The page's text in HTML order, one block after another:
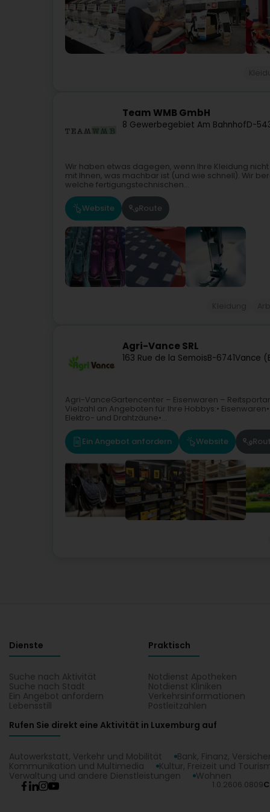
Team WMB GmbH
8 Gewerbegebiet Am BahnhofD-
Wir haben etwas dagegen, wenn Ihre Kleidung
mit Ihnen, was machbar ist (und wie schnell). Wir
welche fertigungstechnischen...
Website Route
Agri-Vance SRL
163 Rue de la SemoisB-6741Vance
Agri-VanceGartencenter – Eisenwaren –
Vielzahl an Angeboten für Ihre Hobbys:•
Elektro- und Drahtzäune•...
Ein Angebot anfordern Website
Dienste
Suche nach Aktivität
Suche nach Stadt
Ein Angebot anfordern
Lebensstill
Praktisch
Notdienst Apotheken
Notdienst Kliniken
Verkehrsinformationen
Postleitzahlen
Rufen Sie direkt eine Aktivität in Luxemburg auf
Autowerkstatt, Verkehr und Mobilität Bank, Finanz,
Kommunikation und Multimedia
Kultur, Freizeit und
Verwaltung und andere Dienstleistungen
Wohnen
1.0.2606.0809